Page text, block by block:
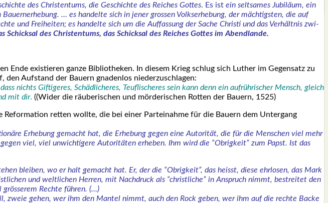
des Chris­ten­tums, die Geschich­te des Rei­ches Got­tes. Es ist ein selt­sa­mes Jubi­lä­um, ein
… es han­del­te sich in jener gros­sen Volks­er­he­bung, der mäch­tigs­ten, die auf
und Frei­hei­ten; es han­del­te sich um die Auf­fas­sung der Sache Chris­ti und das Ver­hält­nis zwi­
Schick­sal des Chris­ten­tums, das Schick­sal des Rei­ches Got­tes im Abend­lan­de.
Ende exis­tie­ren gan­ze Biblio­the­ken. In die­sem Krieg schlug sich Luther im Gegen­satz zu
Auf­stand der Bau­ern gna­den­los nie­der­zu­schla­gen:
nichts Gif­ti­ge­res, Schäd­li­che­res, Teuf­li­sche­res sein kann denn ein auf­rüh­ri­scher Mensch, gleich
mit dir. ((Wider die räu­be­ri­schen und mör­de­ri­schen Rot­ten der Bau­ern, 1525)
Refor­ma­ti­on ret­ten woll­te, die bei einer Par­tei­nah­me für die Bau­ern dem Unter­gang
Erhe­bung gemacht hat, die Erhe­bung gegen eine Auto­ri­tät, die für die Men­schen viel mehr
viel, viel unwich­ti­ge­re Auto­ri­tä­ten erhe­ben. Ihm wird die “Obrig­keit” zum Papst. Ist das
blei­ben, wo er halt gemacht hat. Er, der die “Obrig­keit”, das heisst, die­se ehr­lo­sen, das Mark
und welt­li­chen Her­ren, mit Nach­druck als “christ­li­che” in Anspruch nimmt, bestrei­tet den
Rech­te füh­ren. (…)
gehen, wer ihm den Man­tel nimmt, auch den Rock geben, wer ihm auf die rech­te Backe